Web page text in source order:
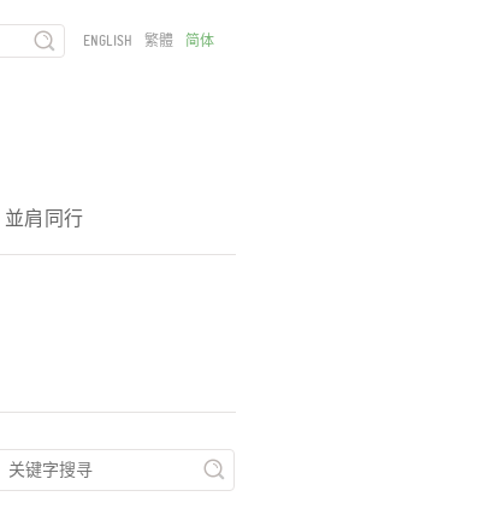
並肩同行
ENGLISH 繁體 简体